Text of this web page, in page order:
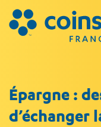
Épargne :
d’échanger